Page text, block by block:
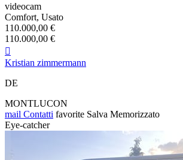
videocam
Comfort, Usato
110.000,00 €
110.000,00 €

Kristian zimmermann
DE
MONTLUCON
mail Contatti favorite Salva Memorizzato
Eye-catcher